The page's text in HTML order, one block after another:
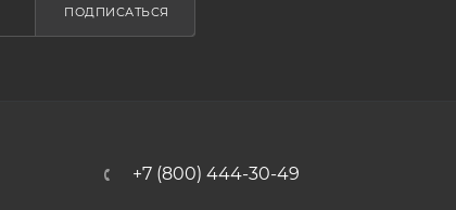
ПОДПИСАТЬСЯ
+7 (800) 444-30-49